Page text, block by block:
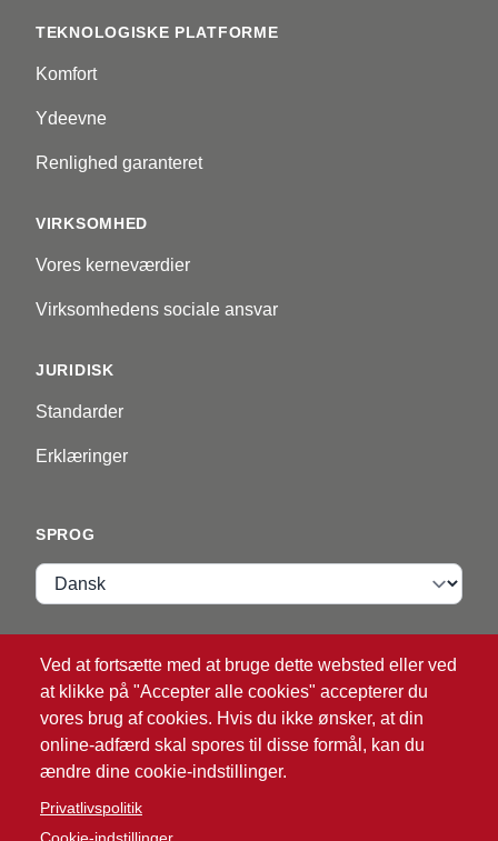
TEKNOLOGISKE PLATFORME
Komfort
Ydeevne
Renlighed garanteret
VIRKSOMHED
Vores kerneværdier
Virksomhedens sociale ansvar
JURIDISK
Standarder
Erklæringer
Ved at fortsætte med at bruge dette websted eller ved
at klikke på "Accepter alle cookies" accepterer du
vores brug af cookies. Hvis du ikke ønsker, at din
online-adfærd skal spores til disse formål, kan du
ændre dine cookie-indstillinger.
Privatlivspolitik
SPROG
Sprog
Login